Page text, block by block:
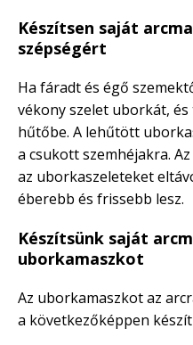
Készítsen saját
szépségért
Ha fáradt és égő
vékony szelet uborkát,
hűtőbe. A lehűtött
a csukott szemhéjakra.
az uborkaszeleteket
éberebb és frissebb lesz.
Készítsünk saját
uborkamaszkot
Az uborkamaszkot az
a következőképpen